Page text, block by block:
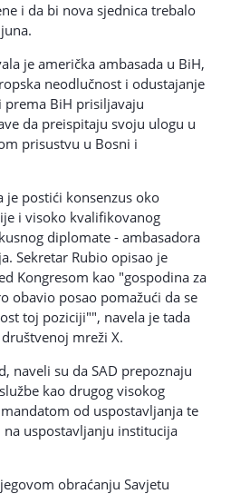
i da bi nova sjednica trebalo
je američka ambasada u BiH,
neodlučnost i odustajanje
prema BiH prisiljavaju
da preispitaju svoju ulogu u
prisustvu u Bosni i
je postići konsenzus oko
i visoko kvalifikovanog
diplomate - ambasadora
Sekretar Rubio opisao je
Kongresom kao "gospodina za
obavio posao pomažući da se
toj poziciji"", navela je tada
mreži X.
naveli su da SAD prepoznaju
kao drugog visokog
od uspostavljanja te
uspostavljanju institucija
obraćanju Savjetu